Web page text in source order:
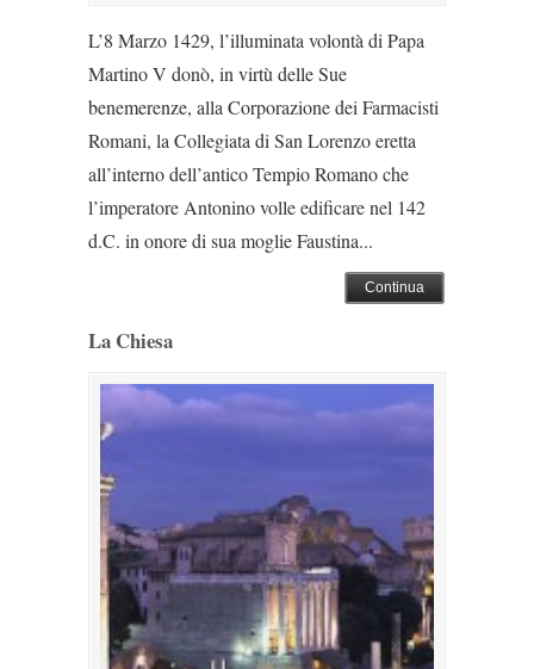
L’8 Marzo 1429, l’illuminata volontà di Papa
Martino V donò, in virtù delle Sue
benemerenze, alla Corporazione dei Farmacisti
Romani, la Collegiata di San Lorenzo eretta
all’interno dell’antico Tempio Romano che
l’imperatore Antonino volle edificare nel 142
d.C. in onore di sua moglie Faustina...
Continua
La Chiesa